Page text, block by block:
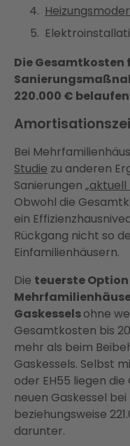
Die Gesamtkosten
220.000 €
Bei
Studie zu anderen
Sanierungen „aktuell
Obwohl die
ein
Rückgang nicht so
Einfamilienhäusern.
Die teuerste
Gaskesselsohne
Gesamtkosten bis
mehr als beim
Gaskessels. Selbst
oder EH55 liegen
neuen Gaskessel
beziehungsweise
darunter.